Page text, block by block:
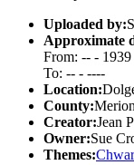
Uploaded by:
Approximate
From: -- - 1939
To: -- - ----
Location:
County:
Creator:Jean
Owner:Sue
Themes: